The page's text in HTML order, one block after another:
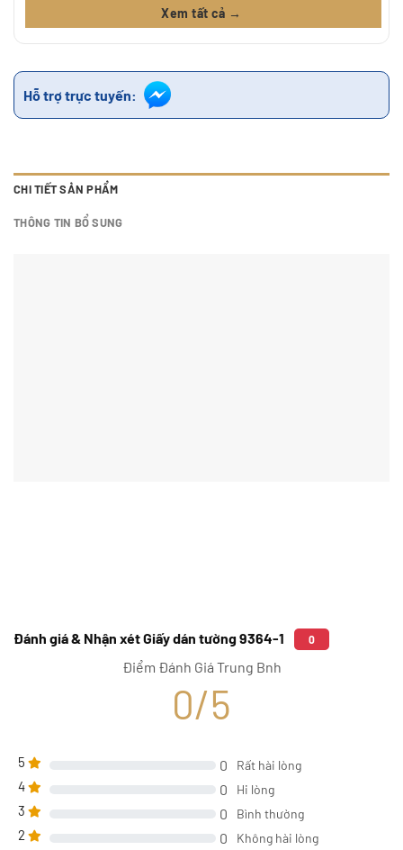
Xem tất cả →
Hỗ trợ trực tuyến:
CHI TIẾT SẢN PHẨM
THÔNG TIN BỔ SUNG
Đánh giá & Nhận xét Giấy dán tường 9364-1 0
Điểm Đánh Giá Trung Bnh
0/5
5 0 Rất hài lòng
4 0 Hi lòng
3 0 Bình thường
2 0 Không hài lòng